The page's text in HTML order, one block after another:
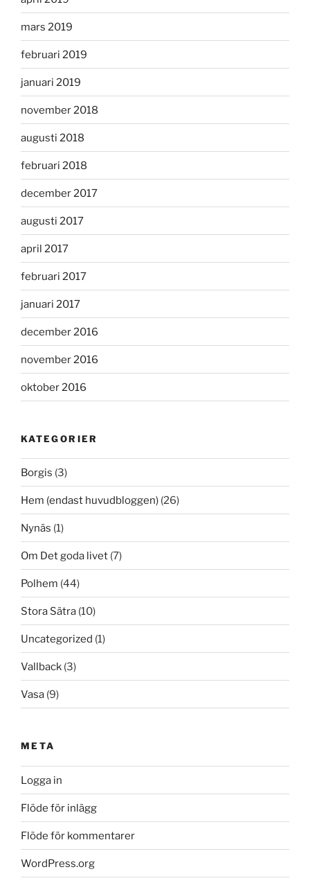
mars 2019
februari 2019
januari 2019
november 2018
augusti 2018
februari 2018
december 2017
augusti 2017
april 2017
februari 2017
januari 2017
december 2016
november 2016
oktober 2016
KATEGORIER
Borgis (3)
Hem (endast huvudbloggen) (26)
Nynäs (1)
Om Det goda livet (7)
Polhem (44)
Stora Sätra (10)
Uncategorized (1)
Vallback (3)
Vasa (9)
META
Logga in
Flöde för inlägg
Flöde för kommentarer
WordPress.org